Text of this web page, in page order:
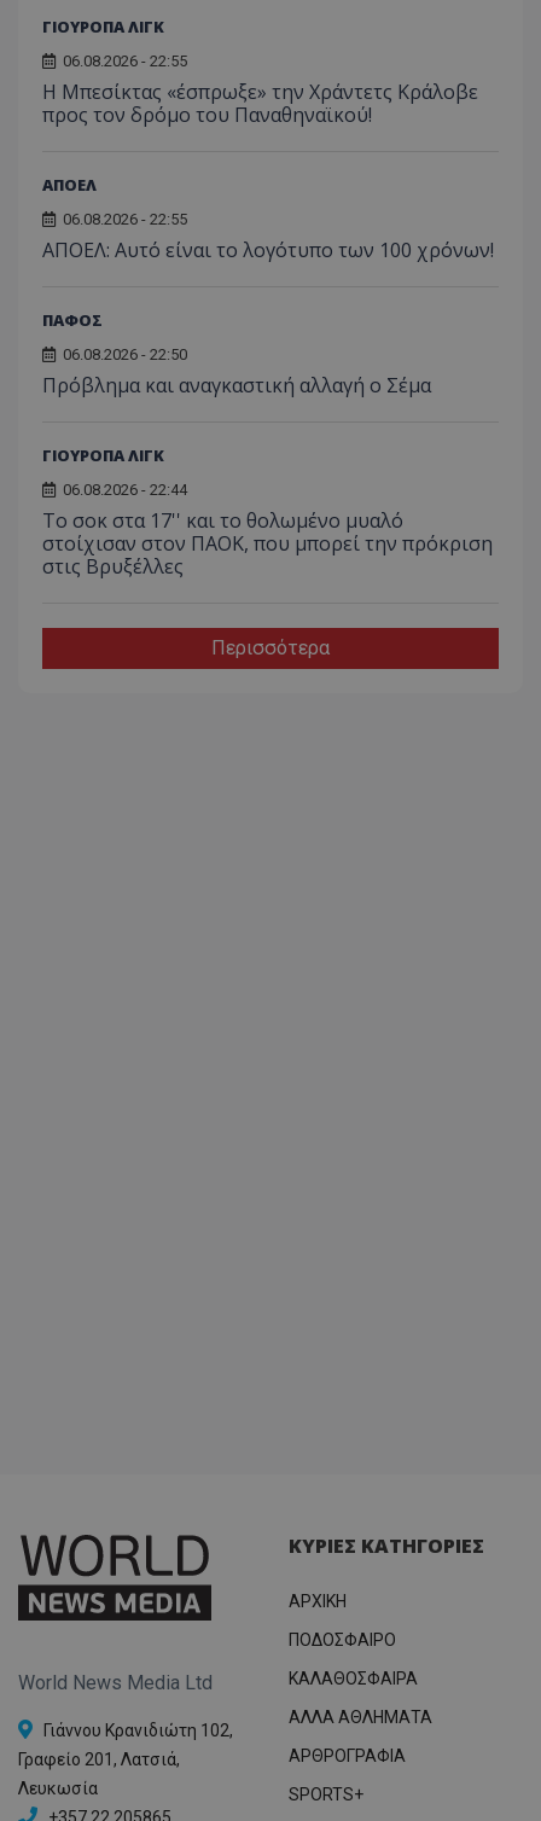
ΓΙΟΥΡΟΠΑ ΛΙΓΚ
06.08.2026 - 22:55
Η Μπεσίκτας «έσπρωξε» την Χράντετς Κράλοβε
προς τον δρόμο του Παναθηναϊκού!
ΑΠΟΕΛ
06.08.2026 - 22:55
ΑΠΟΕΛ: Αυτό είναι το λογότυπο των 100 χρόνων!
ΠΑΦΟΣ
06.08.2026 - 22:50
Πρόβλημα και αναγκαστική αλλαγή ο Σέμα
ΓΙΟΥΡΟΠΑ ΛΙΓΚ
06.08.2026 - 22:44
Το σοκ στα 17'' και το θολωμένο μυαλό
στοίχισαν στον ΠΑΟΚ, που μπορεί την πρόκριση
στις Βρυξέλλες
Περισσότερα
World News Media Ltd
Γιάννου Κρανιδιώτη 102,
Γραφείο 201, Λατσιά,
Λευκωσία
ΚΥΡΙΕΣ ΚΑΤΗΓΟΡΙΕΣ
ΑΡΧΙΚΗ
ΠΟΔΟΣΦΑΙΡΟ
ΚΑΛΑΘΟΣΦΑΙΡΑ
ΑΛΛΑ ΑΘΛΗΜΑΤΑ
ΑΡΘΡΟΓΡΑΦΙΑ
SPORTS+